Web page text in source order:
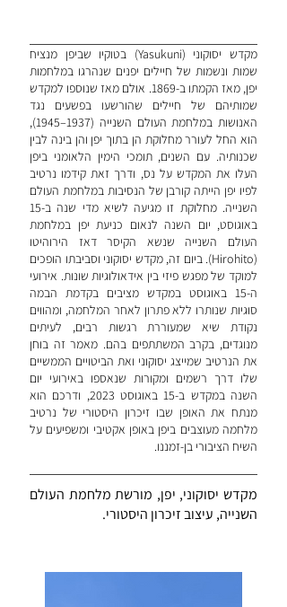
מקדש יסוקוני (Yasukuni) בטוקיו שביפן מנציח
שמות ונשמות של חיילים יפנים שנהרגו במלחמות
יפן, מאז הקמתו ב-1869. אולם מאז שנוספו למקדש
שמותיהם של חיילים שהורשעו בפשעים נגד
האנושות במלחמת העולם השנייה (1937–1945),
הוא החל לעורר מחלוקת הן בתוך יפן והן בינה לבין
שכנותיה. עם השנים, תומכי הימין הלאומני ביפן
העלו את המקדש על נס, ודרך זאת קידמו נרטיב
לפיו יפן הייתה קורבן של הנסיבות במלחמת העולם
השנייה. מחלוקת זו מגיעה לשיא מדי שנה ב-15
באוגוסט, יום השנה לנאום כניעת יפן במלחמת
העולם השנייה שנשא הקיסר דאז הירוהיטו
(Hirohito). ביום זה, מקדש יסוקוני וסביבתו הופכים
למוקד של מפגש פיזי בין אידאולוגיות שונות. אירועי
ה-15 באוגוסט במקדש מציבים בקדמת הבמה
סוגיות שנותרו ללא פתרון לאחר המלחמה, ומהווים
נקודת שיא שמעוררת רגשות רבים, לעיתים
מנוגדים, בקרב המשתתפים בהם. מאמר זה בוחן
את הנרטיב שמייצג יסוקוני ואת הביטויים הממשיים
שלו דרך רשמים ומקורות שנאספו באירועי יום
השנה במקדש ב-15 באוגוסט 2023, ודרכם הוא
מנתח את האופן שבו זיכרון היסטורי של נרטיב
מלחמה מעוצבים ביפן באופן אקטיבי ומשפיעים על
השיח הציבורי בן-זמננו.
מקדש יסוקוני, יפן, מורשת מלחמת העולם
השנייה, עיצוב זיכרון היסטורי.